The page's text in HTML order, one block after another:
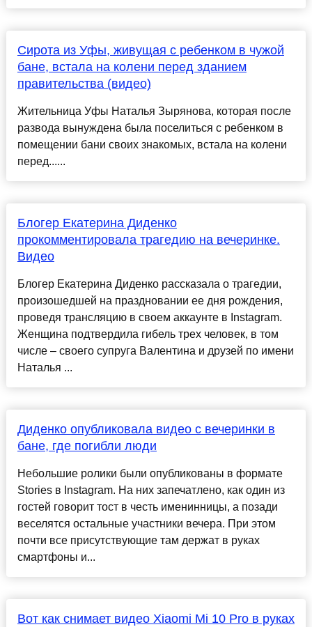
Сирота из Уфы, живущая с ребенком в чужой
бане, встала на колени перед зданием
правительства (видео)
Жительница Уфы Наталья Зырянова, которая после
развода вынуждена была поселиться с ребенком в
помещении бани своих знакомых, встала на колени
перед......
Блогер Екатерина Диденко
прокомментировала трагедию на вечеринке.
Видео
Блогер Екатерина Диденко рассказала о трагедии,
произошедшей на праздновании ее дня рождения,
проведя трансляцию в своем аккаунте в Instagram.
Женщина подтвердила гибель трех человек, в том
числе – своего супруга Валентина и друзей по имени
Наталья ...
Диденко опубликовала видео с вечеринки в
бане, где погибли люди
Небольшие ролики были опубликованы в формате
Stories в Instagram. На них запечатлено, как один из
гостей говорит тост в честь именинницы, а позади
веселятся остальные участники вечера. При этом
почти все присутствующие там держат в руках
смартфоны и...
Вот как снимает видео Xiaomi Mi 10 Pro в руках